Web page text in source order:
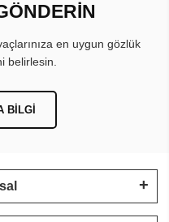
en uygun gözlük
belirlesin.
BILGI